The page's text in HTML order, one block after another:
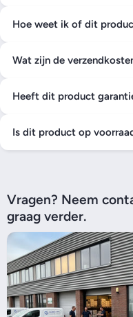
Hoe weet ik of dit
Wat zijn de
Heeft dit product
Is dit product op
Vragen? Neem
graag verder.